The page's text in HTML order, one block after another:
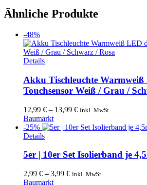
Ähnliche Produkte
-48%
DetailsDieses
weist
mehrere
Varianten
Die
Optionen
können
auf
Produktseite
werden
Akku Tischleuchte
Touchsensor Weiß / Grau /
12,99 € – 13,99 € inkl. MwSt
Baumarkt
-25%
DetailsDieses
weist
Varianten
auf.
5er | 10er Set Isolierband je
2,99 € – 3,99 € inkl. MwSt
Baumarkt